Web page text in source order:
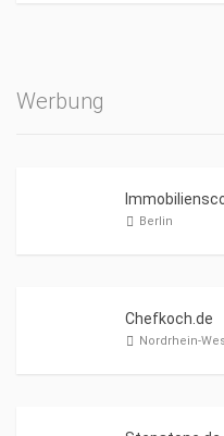
Werbung
Berlin
Chefkoch.de
Nordrhein-